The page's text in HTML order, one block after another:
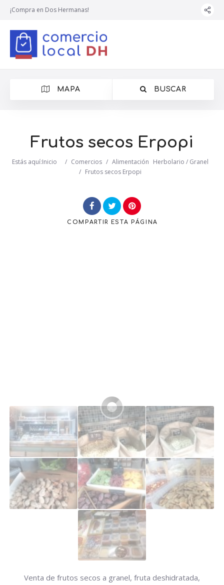
¡Compra en Dos Hermanas!
MAPA BUSCAR
Frutos secos Erpopi
Estás aquí:Inicio / Comercios / Alimentación Herbolario / Granel
/ Frutos secos Erpopi
COMPARTIR ESTA PÁGINA
Venta de frutos secos a granel, fruta deshidratada,